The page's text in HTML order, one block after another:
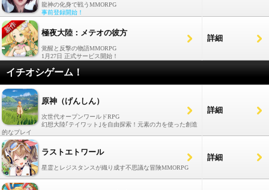
龍神の化身で戦うMMORPG
事前登録開始！
極夜大陸：メテオの彼方
覚醒と反撃の物語MMORPG
1月27日 正式サービス開始！
詳細
イチオシゲーム！
原神（げんしん）
次世代オープンワールドRPG
幻想大陸｢テイワット｣を自由探索！元素の力を使った創造
的なプレイ
詳細
ラストエトワール
星霊とレジスタンスが織り成す不思議な冒険MMORPG
詳細